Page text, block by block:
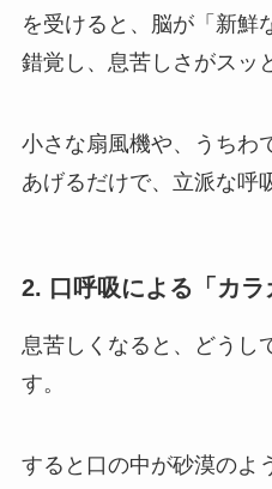
を受けると、脳が「新鮮
錯覚し、息苦しさがスッ
小さな扇風機や、うちわ
あげるだけで、立派な呼
2. 口呼吸による「カ
息苦しくなると、どうし
す。
すると口の中が砂漠のよ